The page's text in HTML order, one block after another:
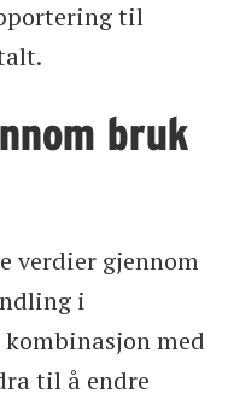
til
bruk
verdier gjennom
i
med
til å endre